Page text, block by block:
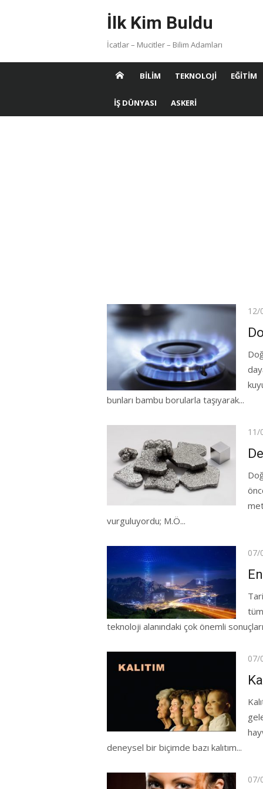
İlk Kim Buldu
İcatlar – Mucitler – Bilim Adamları
BILIM TEKNOLOJI EĞITIM
İŞ DÜNYASI ASKERI
12/
bunları bambu borularla taşıyarak...
11/
vurguluyordu; M.Ö...
07/
teknoloji alanındaki çok önemli
07/
deneysel bir biçimde bazı kalıtım...
07/